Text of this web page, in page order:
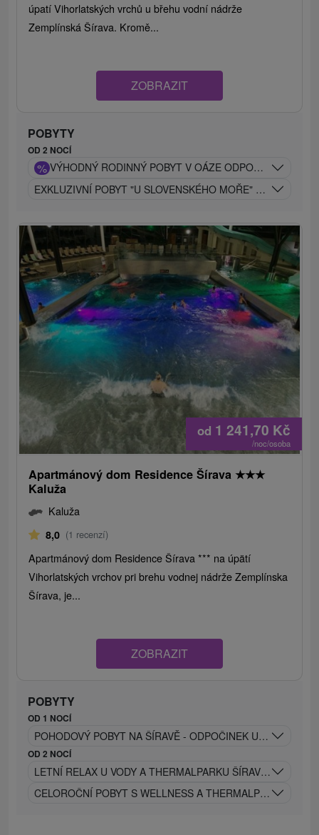
úpatí Vihorlatských vrchů u břehu vodní nádrže
Zemplínská Šírava. Kromě...
ZOBRAZIT
POBYTY
OD 2 NOCÍ
% VÝHODNÝ RODINNÝ POBYT V OÁZE ODPOČINKU NA
EXKLUZIVNÍ POBYT "U SLOVENSKÉHO MOŘE" S
od 1 241,70 Kč
/noc/osoba
Apartmánový dom Residence Šírava ★★★
Kaluža
Kaluža
8,0 (1 recenzí)
Apartmánový dom Residence Šírava *** na úpätí
Vihorlatských vrchov pri brehu vodnej nádrže Zemplínska
Šírava, je...
ZOBRAZIT
POBYTY
OD 1 NOCÍ
POHODOVÝ POBYT NA ŠÍRAVĚ - ODPOČINEK U VODY PO
OD 2 NOCÍ
LETNÍ RELAX U VODY A THERMALPARKU ŠÍRAVA V
CELOROČNÍ POBYT S WELLNESS A THERMALPARKEM